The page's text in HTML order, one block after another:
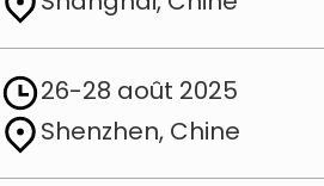
26-28 août 2025
Shenzhen, Chine